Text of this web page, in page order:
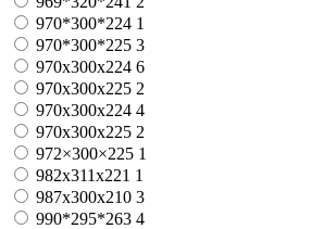
970*300*224 1
970*300*225 3
970x300x224 6
970x300x225 2
970х300х224 4
970х300х225 2
972×300×225 1
982x311x221 1
987x300x210 3
990*295*263 4